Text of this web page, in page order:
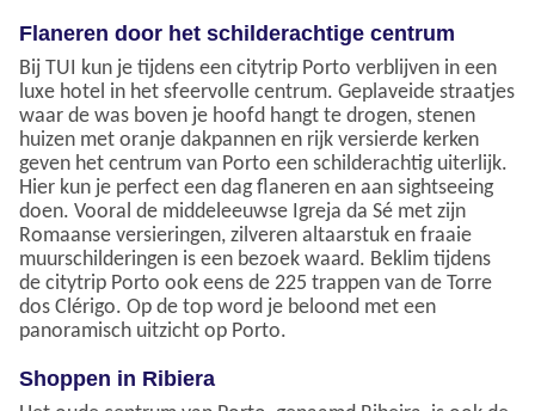
Flaneren door het schilderachtige centrum
Bij TUI kun je tijdens een citytrip Porto verblijven in een
luxe hotel in het sfeervolle centrum. Geplaveide straatjes
waar de was boven je hoofd hangt te drogen, stenen
huizen met oranje dakpannen en rijk versierde kerken
geven het centrum van Porto een schilderachtig uiterlijk.
Hier kun je perfect een dag flaneren en aan sightseeing
doen. Vooral de middeleeuwse Igreja da Sé met zijn
Romaanse versieringen, zilveren altaarstuk en fraaie
muurschilderingen is een bezoek waard. Beklim tijdens
de citytrip Porto ook eens de 225 trappen van de Torre
dos Clérigo. Op de top word je beloond met een
panoramisch uitzicht op Porto.
Shoppen in Ribiera